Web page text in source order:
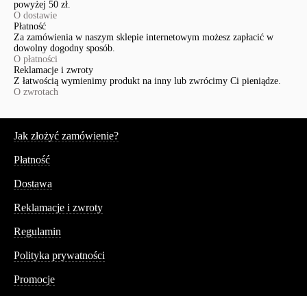
powyżej 50 zł.
O dostawie
Płatność
Za zamówienia w naszym sklepie internetowym możesz zapłacić w
dowolny dogodny sposób.
O płatności
Reklamacje i zwroty
Z łatwością wymienimy produkt na inny lub zwrócimy Ci pieniądze.
O zwrotach
Jak złożyć zamówienie?
Płatność
Dostawa
Reklamacje i zwroty
Regulamin
Polityka prywatności
Promocje